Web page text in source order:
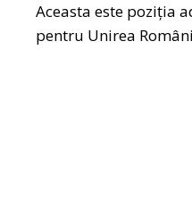
Aceasta este poziția
pentru Unirea